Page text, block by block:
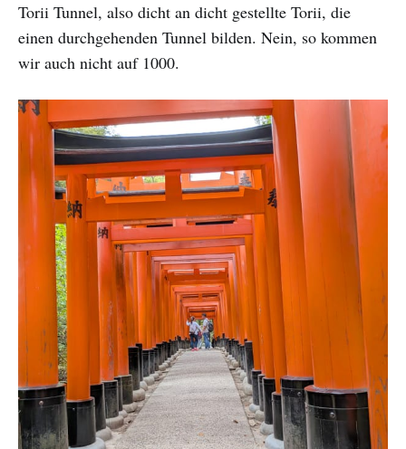
Torii Tunnel, also dicht an dicht gestellte Torii, die
einen durchgehenden Tunnel bilden. Nein, so kommen
wir auch nicht auf 1000.